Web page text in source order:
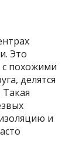
Это
похожими
делятся
и